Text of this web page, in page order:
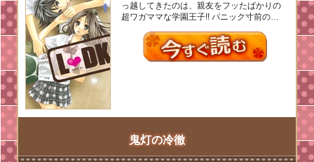
っ越してきたのは、親友をフッたばかりの
超ワガママな学園王子!! パニック寸前の…
鬼灯の冷徹